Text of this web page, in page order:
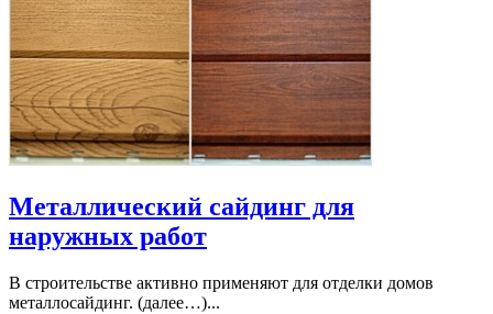
Металлический сайдинг для
наружных работ
В строительстве активно применяют для отделки домов
металлосайдинг. (далее…)...